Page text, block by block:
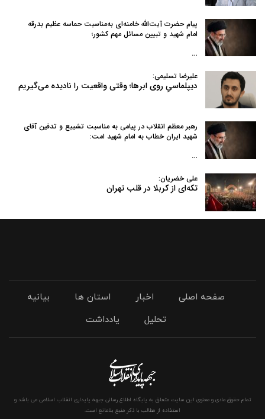
پیام حضرت آیت‌الله خامنه‌ای به‌مناسبت حماسه عظیم بدرقه
امام شهید و تبیین مسائل مهم کشور؛
…
علیرضا تسلیمی:
دیپلماسیِ روی ابرها؛ وقتی واقعیت را نادیده می‌گیریم
رهبر معظم انقلاب در پیامی به‌ مناسبت تشییع و تدفین آقای
شهید ایران خطاب به امام شهید امت:
…
علی خضریان:
تکه‌ای از کربلا در قلب تهران
صفحه اصلی اخبار استان ها
بیانیه
تحلیل
یادداشت
تمام حقوق مادی و معنوی این سایت متعلق به پایگاه اطلاع رسانی جبهه پایداری انقلاب اسلامی می باشد و
استفاده از مطالب با ذکر منبع بلامانع است.